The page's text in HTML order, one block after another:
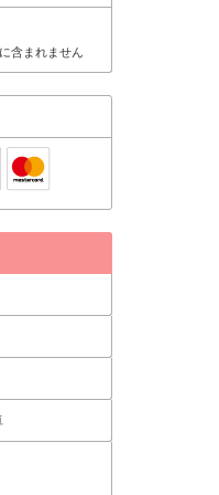
含まれません